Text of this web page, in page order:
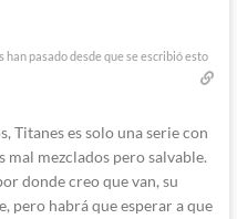
han pasado desde que se escribió esto
Titanes es solo una serie con
mezclados pero salvable.
donde creo que van, su
pero habrá que esperar a que